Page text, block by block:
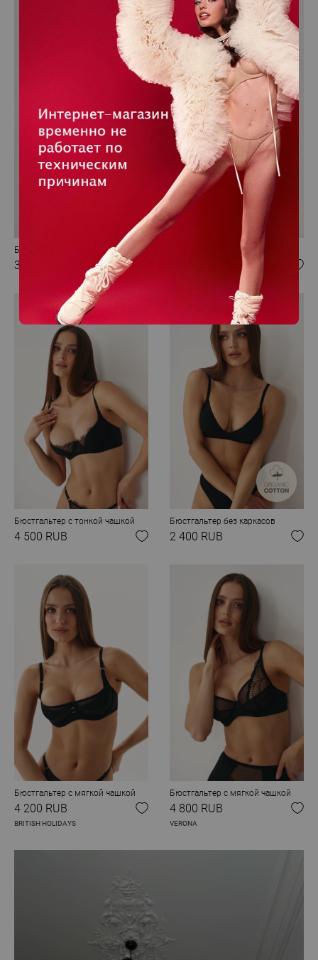
Бюстгальтер с мягкой чашкой
3 900 RUB
Бюстгальтер с тонкой чашкой
4 500 RUB
Бюстгальтер без каркасов
2 400 RUB
Бюстгальтер с мягкой чашкой
4 200 RUB
BRITISH HOLIDAYS
Бюстгальтер с мягкой чашкой
4 800 RUB
VERONA